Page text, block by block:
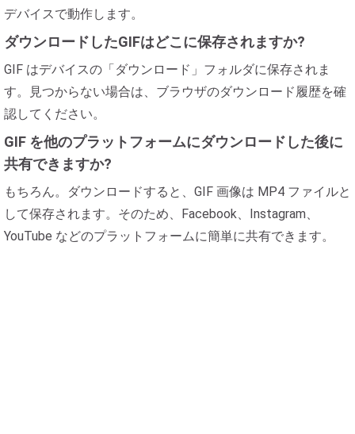
デバイスで動作します。
ダウンロードしたGIFはどこに保存されますか?
GIF はデバイスの「ダウンロード」フォルダに保存されま
す。見つからない場合は、ブラウザのダウンロード履歴を確
認してください。
GIF を他のプラットフォームにダウンロードした後に
共有できますか?
もちろん。ダウンロードすると、GIF 画像は MP4 ファイルと
して保存されます。そのため、Facebook、Instagram、
YouTube などのプラットフォームに簡単に共有できます。